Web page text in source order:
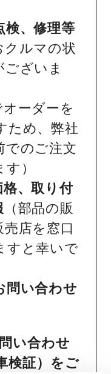
検、修理等
クルマの状
ざいま
オーダーを
ため、弊社
でのご注文
）
、取り付
（部品の販
店を窓口
すと幸いで
問い合わせ
い合わせ
検証）をご